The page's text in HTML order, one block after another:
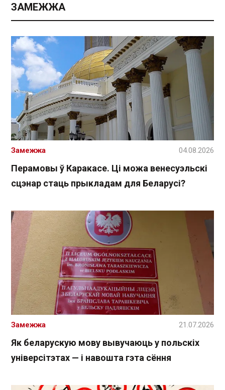
ЗАМЕЖЖА
Перамовы ў Каракасе. Ці можа венесуэльскі
сцэнар стаць прыкладам для Беларусі?
Замежжа 04.08.2026
Як беларускую мову вывучаюць у польскіх
універсітэтах — і навошта гэта сёння
Замежжа 21.07.2026